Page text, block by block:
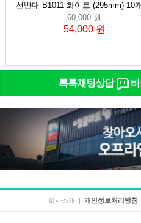
선반대 B1011 화이트 (295mm) 10
60,000 원
54,000 원
톡톡채팅상담
회사소개 | 개인정보처리방침